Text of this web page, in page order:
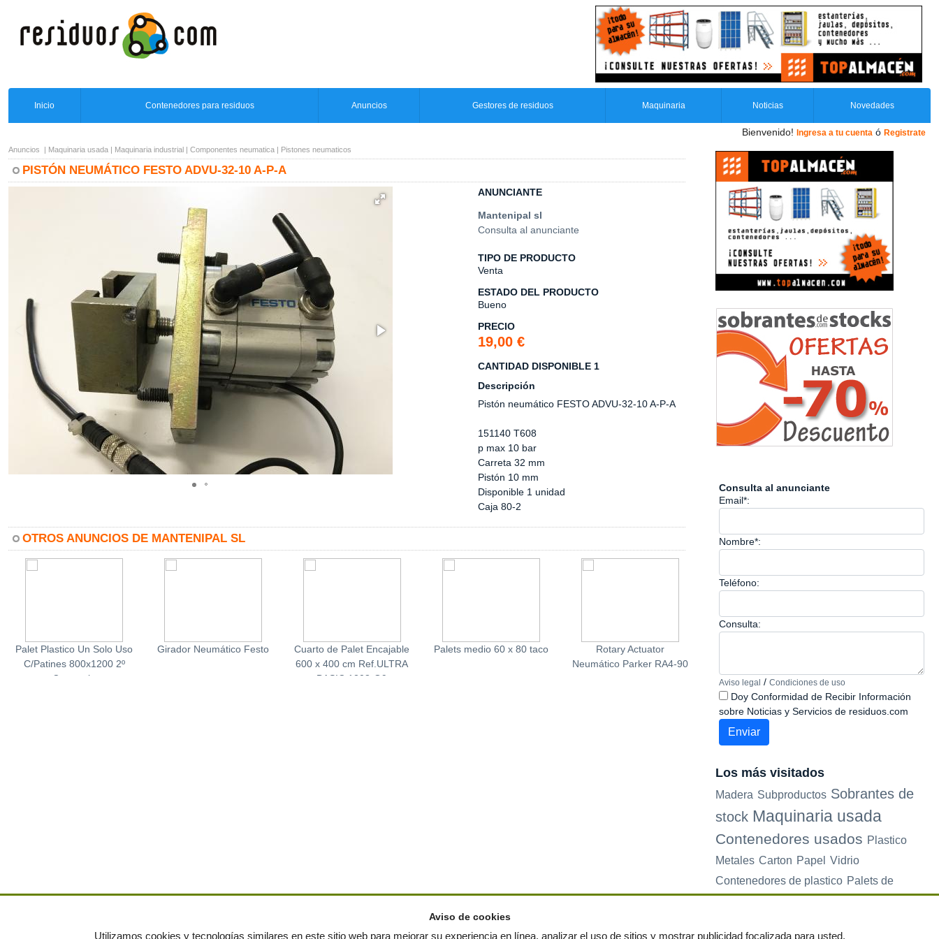
Inicio Contenedores para residuos Anuncios Gestores de residuos Maquinaria Noticias Novedades
Bienvenido! Ingresa a tu cuenta ó Registrate
Anuncios | Maquinaria usada | Maquinaria industrial | Componentes neumatica | Pistones neumaticos
PISTÓN NEUMÁTICO FESTO ADVU-32-10 A-P-A
ANUNCIANTE
Mantenipal sl
Consulta al anunciante
TIPO DE PRODUCTO
Venta
ESTADO DEL PRODUCTO
Bueno
PRECIO
19,00 €
CANTIDAD DISPONIBLE 1
Descripción
Pistón neumático FESTO ADVU-32-10 A-P-A
151140 T608
p max 10 bar
Carreta 32 mm
Pistón 10 mm
Disponible 1 unidad
Caja 80-2
OTROS ANUNCIOS DE MANTENIPAL SL
Palet Plastico Un Solo Uso
C/Patines 800x1200 2º
Categoria
Girador Neumático Festo
Cuarto de Palet Encajable
600 x 400 cm Ref.ULTRA
BASIC 1208-O9
Palets medio 60 x 80 taco
Rotary Actuator
Neumático Parker RA4-90
Categoria
Consulta al anunciante
Email*:
Nombre*:
Teléfono:
Consulta:
Aviso legal / Condiciones de uso
Doy Conformidad de Recibir Información
sobre Noticias y Servicios de residuos.com
Los más visitados
Madera Subproductos Sobrantes de
stock Maquinaria usada
Contenedores usados Plastico
Metales Carton Papel Vidrio
Contenedores de plastico Palets de
Aviso de cookies
Utilizamos cookies y tecnologías similares en este sitio web para mejorar su experiencia en línea, analizar el uso de sitios y mostrar publicidad focalizada para usted.